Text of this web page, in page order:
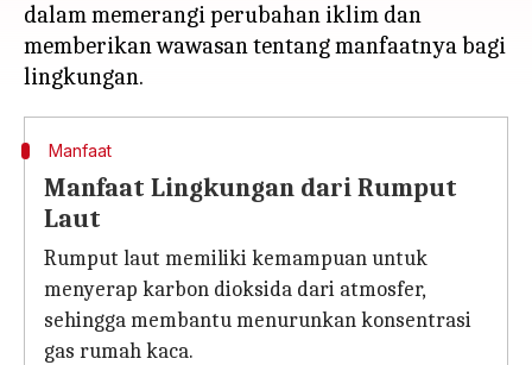
dalam memerangi perubahan iklim dan
memberikan wawasan tentang manfaatnya bagi
Manfaat
Manfaat Lingkungan dari Rumput
Laut
Rumput laut memiliki kemampuan untuk
menyerap karbon dioksida dari atmosfer,
sehingga membantu menurunkan konsentrasi
gas rumah kaca.